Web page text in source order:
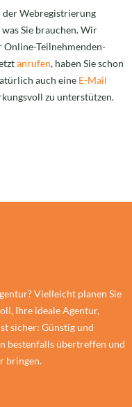
der Webregistrierung
Sie brauchen. Wir
Online-Teilnehmenden-
anrufen, haben Sie schon
auch eine E-Mail
zu unterstützen.
Vielleicht planen Sie
Ihre ideale Agentur,
sicher: Günstig und
bestenfalls übertreffen und
bringen.